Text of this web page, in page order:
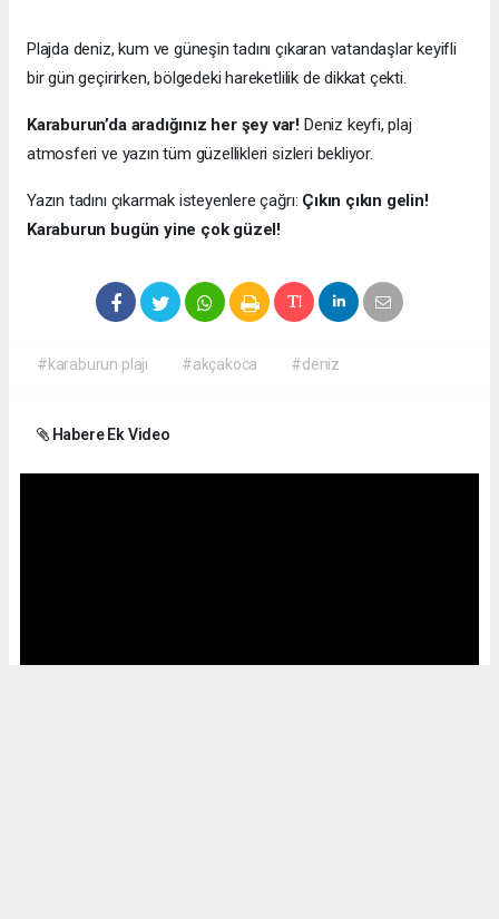
Plajda deniz, kum ve güneşin tadını çıkaran vatandaşlar keyifli
bir gün geçirirken, bölgedeki hareketlilik de dikkat çekti.
Karaburun’da aradığınız her şey var! Deniz keyfi, plaj
atmosferi ve yazın tüm güzellikleri sizleri bekliyor.
Yazın tadını çıkarmak isteyenlere çağrı: Çıkın çıkın gelin!
Karaburun bugün yine çok güzel!
#karaburun plajı #akçakoca #deniz
Habere Ek Video